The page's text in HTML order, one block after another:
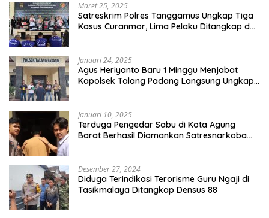
Maret 25, 2025
Satreskrim Polres Tanggamus Ungkap Tiga
Kasus Curanmor, Lima Pelaku Ditangkap dan
Januari 24, 2025
Agus Heriyanto Baru 1 Minggu Menjabat
Kapolsek Talang Padang Langsung Ungkap
Januari 10, 2025
Terduga Pengedar Sabu di Kota Agung
Barat Berhasil Diamankan Satresnarkoba
Desember 27, 2024
Diduga Terindikasi Terorisme Guru Ngaji di
Tasikmalaya Ditangkap Densus 88